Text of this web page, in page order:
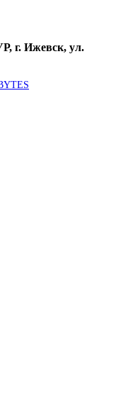
г. Ижевск, ул.